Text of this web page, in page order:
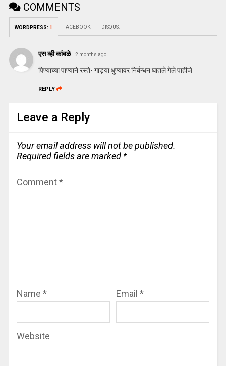
COMMENTS
WORDPRESS: 1 FACEBOOK: DISQUS:
एस व्ही कांबळे 2 months ago
पिण्याच्या पाण्याने रस्ते- गाड्या धुण्यावर निर्बन्धन घातले गेले पाहीजे
REPLY
Leave a Reply
Your email address will not be published.
Required fields are marked *
Comment*
Name * Email *
Website